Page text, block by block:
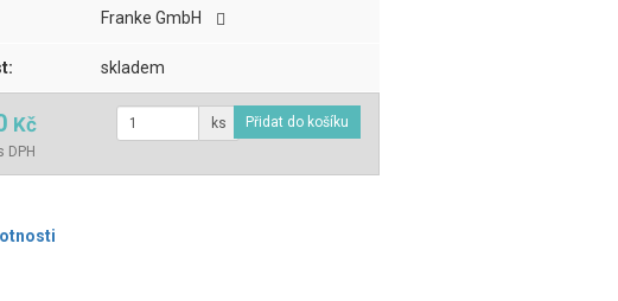
Franke GmbH
skladem
Kč
DPH
ks